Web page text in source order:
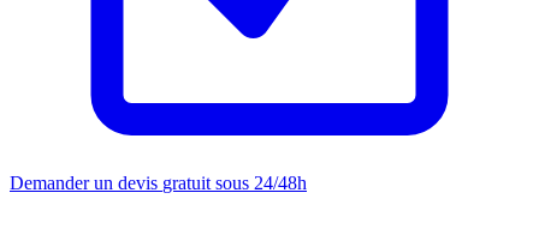
Demander un devis gratuit sous 24/48h